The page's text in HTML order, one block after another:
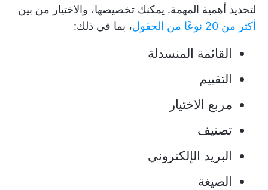
لتحديد أهمية المهمة. يمكنك تخصيصها، والاختيار من بين
أكثر من 20 نوعًا من الحقول
، بما في ذلك:
القائمة المنسدلة
التقييم
مربع الاختيار
تصنيف
البريد الإلكتروني
الصيغة